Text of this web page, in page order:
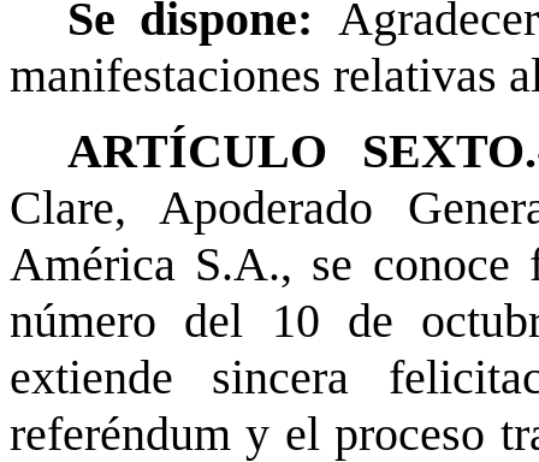
Se dispone:
manifestaciones relativas
ARTÍCULO
Clare, Apoderado
América S.A., se conoce
número del 10 de
extiende sincera
referéndum y el proceso